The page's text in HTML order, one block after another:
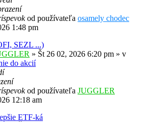
od používateľa osamely chodec
1:48 pm
SEZL ...)
» Št 26 02, 2026 6:20 pm » v
do akcií
od používateľa JUGGLER
12:18 am
ETF-ká